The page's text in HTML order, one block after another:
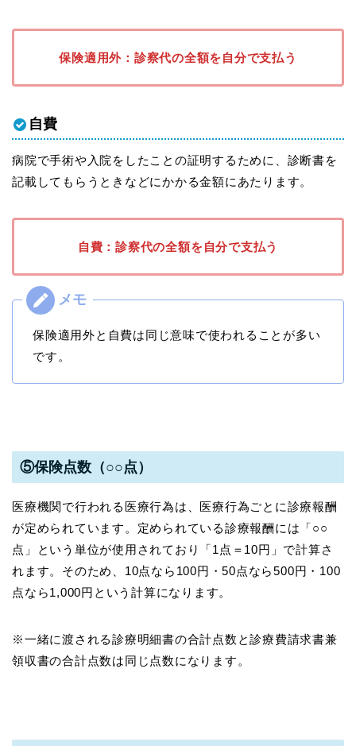
保険適用外：診察代の全額を自分で支払う
自費
病院で手術や入院をしたことの証明するために、診断書を
記載してもらうときなどにかかる金額にあたります。
自費：診察代の全額を自分で支払う
保険適用外と自費は同じ意味で使われることが多い
です。
⑤保険点数（○○点）
医療機関で行われる医療行為は、医療行為ごとに診療報酬
が定められています。定められている診療報酬には「○○
点」という単位が使用されており「1点＝10円」で計算さ
れます。そのため、10点なら100円・50点なら500円・100
点なら1,000円という計算になります。
※一緒に渡される診療明細書の合計点数と診療費請求書兼
領収書の合計点数は同じ点数になります。